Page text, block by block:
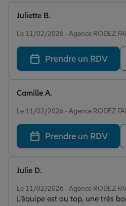
Le 11/02/2026 - Agence RODEZ
Juliette B.
Prendre un RDV
Le 11/02/2026 - Agence RODEZ
Camille A.
Prendre un RDV
Le 11/02/2026 - Agence RODEZ
L’équipe est au top, une très
Julie D.